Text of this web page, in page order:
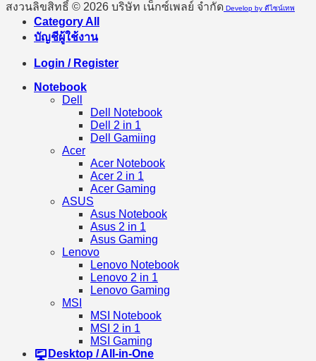
สงวนลิขสิทธิ์ © 2026 บริษัท เน็กซ์เพลย์ จำกัด Develop by ดีไซน์เทพ
Category All
บัญชีผู้ใช้งาน
Login / Register
Notebook
Dell
Dell Notebook
Dell 2 in 1
Dell Gamiing
Acer
Acer Notebook
Acer 2 in 1
Acer Gaming
ASUS
Asus Notebook
Asus 2 in 1
Asus Gaming
Lenovo
Lenovo Notebook
Lenovo 2 in 1
Lenovo Gaming
MSI
MSI Notebook
MSI 2 in 1
MSI Gaming
Desktop / All-in-One